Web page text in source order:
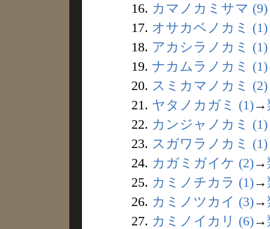
16. カマノカミサマ (9)
17. オサカベノカミ (1)
18. アカシラノカミ (1)
19. ナカムラノカミ (1)
20. スミカマノカミ (2)
21. ヤタノカガミ (1)→
22. カンジャノカミ (1)
23. スガワラノカミ (1)
24. カガミガイケ (2)→
25. カミノチカラ (1)→
26. カミノツカイ (3)→
27. カミノイカリ (6)→